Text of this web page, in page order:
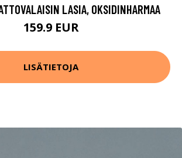
LASIA, OKSIDINHARMAA
159.9 EUR
LISÄTIETOJA